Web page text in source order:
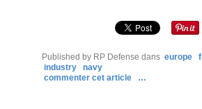
Published by RP Defense dans europe
industry
navy
commenter cet article
…